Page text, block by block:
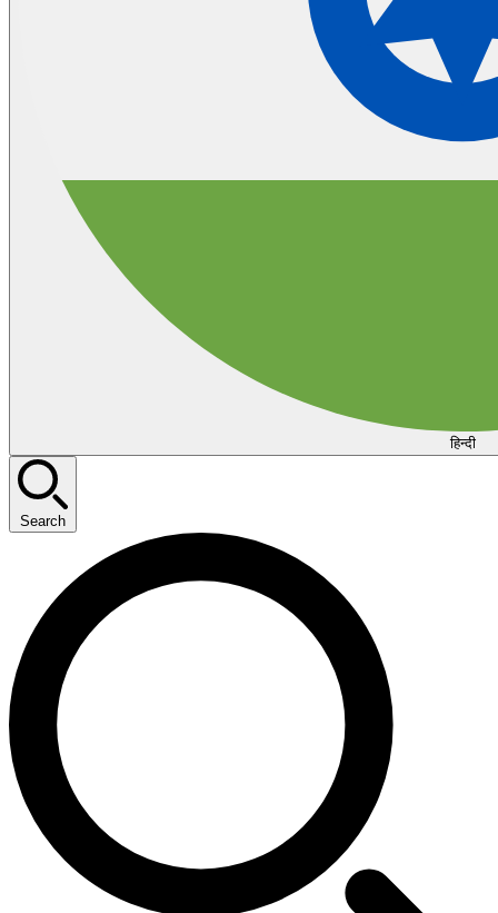
हिन्दी
Search